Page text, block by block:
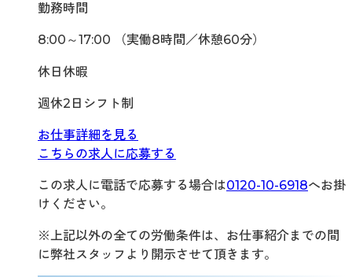
勤務時間
8:00～17:00 （実働8時間／休憩60分）
休日休暇
週休2日シフト制
お仕事詳細を見る
こちらの求人に応募する
この求人に電話で応募する場合は0120-10-6918へお掛
けください。
※上記以外の全ての労働条件は、お仕事紹介までの間
に弊社スタッフより開示させて頂きます。